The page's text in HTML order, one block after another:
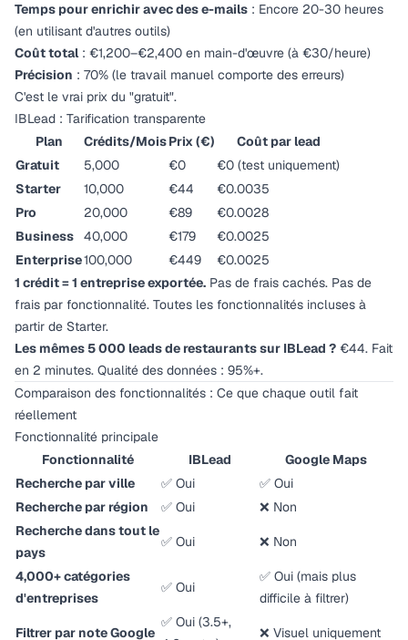
Temps pour enrichir avec des e-mails : Encore 20-30 heures
(en utilisant d'autres outils)
Coût total: €1,200–€2,400 en main-d'œuvre (à €30/heure)
Précision : 70% (le travail manuel comporte des erreurs)
C'est le vrai prix du "gratuit".
IBLead : Tarification transparente
Plan
Crédits/MoisPrix (€)
Coût par lead
Gratuit
5,000 €0
€0 (test uniquement)
Starter
10,000 €44
€0.0035
Pro
20,000 €89
€0.0028
Business
40,000 €179
€0.0025
Enterprise100,000 €449
€0.0025
1 crédit = 1 entreprise exportée. Pas de frais cachés. Pas de
frais par fonctionnalité. Toutes les fonctionnalités incluses à
partir de Starter.
Les mêmes 5 000 leads de restaurants sur IBLead ? €44. Fait
en 2 minutes. Qualité des données : 95%+.
Comparaison des fonctionnalités : Ce que chaque outil fait
réellement
Fonctionnalité principale
Fonctionnalité
IBLead
Google Maps
Recherche par ville
✅ Oui
✅ Oui
Recherche par région
✅ Oui
❌ Non
Recherche dans tout le
pays
✅ Oui ❌ Non
4,000+ catégories
d'entreprises
✅ Oui
✅ Oui (mais plus
difficile à filtrer)
Filtrer par note Google
✅ Oui (3.5+,
❌ Visuel uniquement